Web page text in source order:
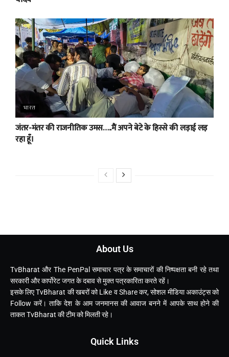
भारत
जंतर-मंतर की राजनीतिक उमस…..मैं अपने बेटे के हिस्से की लड़ाई लड़
रहा हूँ।
About Us
TvBharat और The PenPal समाचार पत्र के समाचारों की निष्पक्षता बनी रहे तथा
सरकारी और कार्पोरेट जगत के दबाव से मुक्त पत्रकारिता करते रहें।
इसके लिए TvBharat की खबरों को Like व Share कर, सोशल मीडिया अकाउंट्स को
Follow करें। ताकि देश के आम जनमानस की आवाज बनने में आपके साथ होने की
ताकत TvBharat की टीम को मिलती रहे।
Quick Links